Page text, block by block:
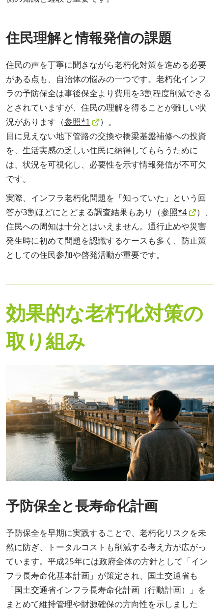
住民理解と情報発信の課題
住民の声を丁寧に聞きながら老朽化対策を進める必要
がある点も、自治体の悩みの一つです。老朽化インフ
ラの予防保全は事後保全より費用を3割程度削減できる
とされていますが、住民の理解を得ることが難しい状
況があります（参照*1
）。
目に見えない地下管路の交換や橋梁基盤補修への投資
を、生活実感の乏しい住民に納得してもらうために
は、状況を可視化し、必要性を示す情報発信が不可欠
です。
実際、インフラ老朽化問題を「知っていた」という回
答が3割ほどにとどまる調査結果もあり（参照*4
）、
住民への周知は十分とはいえません。通行止めや災害
発生時に初めて問題を認識するケースも多く、防止策
としての住民参加や啓発活動が重要です。
効果的な老朽化対策の
取り組み
予防保全と長寿命化計画
予防保全を早期に実践することで、老朽化リスクを未
然に防ぎ、トータルコストも削減する考え方が広がっ
ています。平成25年には政府全体の方針として「イン
フラ長寿命化基本計画」が策定され、国土交通省も
「国土交通省インフラ長寿命化計画（行動計画）」を
まとめて維持管理や財源確保の方向性を示しました